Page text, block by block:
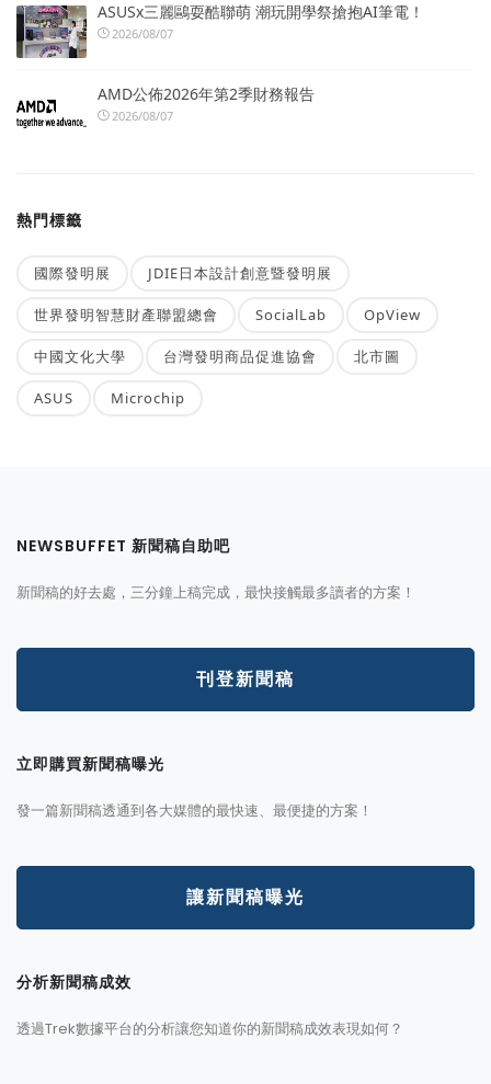
ASUSx三麗鷗耍酷聯萌 潮玩開學祭搶抱AI筆電！
2026/08/07
AMD公佈2026年第2季財務報告
2026/08/07
熱門標籤
國際發明展 JDIE日本設計創意暨發明展
世界發明智慧財產聯盟總會 SocialLab OpView
中國文化大學 台灣發明商品促進協會 北市圖
ASUS Microchip
NEWSBUFFET 新聞稿自助吧
新聞稿的好去處，三分鐘上稿完成，最快接觸最多讀者的方案！
刊登新聞稿
立即購買新聞稿曝光
發一篇新聞稿透通到各大媒體的最快速、最便捷的方案！
讓新聞稿曝光
分析新聞稿成效
透過Trek數據平台的分析讓您知道你的新聞稿成效表現如何？